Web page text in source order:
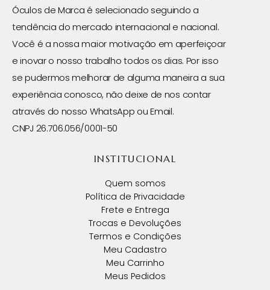
Óculos de Marca é selecionado seguindo a
tendência do mercado internacional e nacional.
Você é a nossa maior motivação em aperfeiçoar
e inovar o nosso trabalho todos os dias. Por isso
se pudermos melhorar de alguma maneira a sua
experiência conosco, não deixe de nos contar
através do nosso WhatsApp ou Email.
CNPJ 26.706.056/0001-50
INSTITUCIONAL
Quem somos
Política de Privacidade
Frete e Entrega
Trocas e Devoluções
Termos e Condições
Meu Cadastro
Meu Carrinho
Meus Pedidos